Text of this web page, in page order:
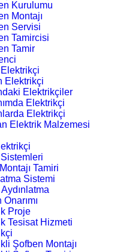
Kurulumu
Montajı
Servisi
Tamircisi
Tamir
Elektrikçi
Elektrikçiler
Elektrikçi
Elektrikçi
Elektrik Malzemesi
Tamiri
Sistemi
Proje
Tesisat Hizmeti
Şofben Montajı